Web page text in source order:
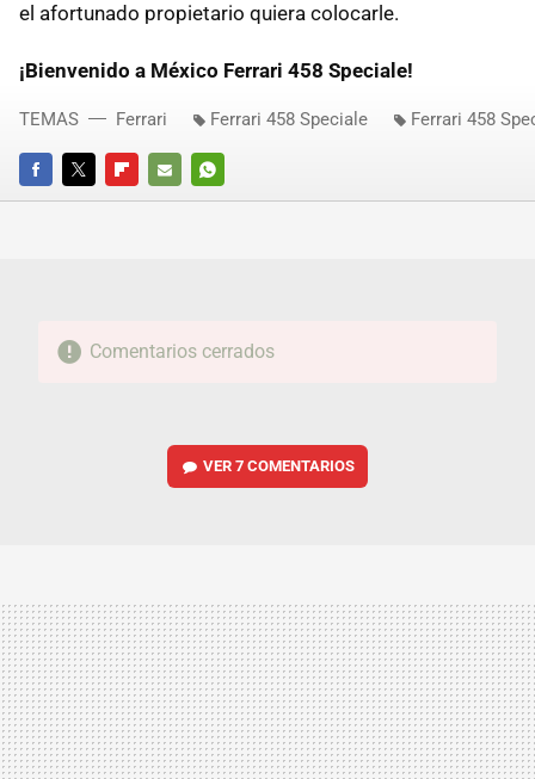
el afortunado propietario quiera colocarle.
¡Bienvenido a México Ferrari 458 Speciale!
FACEBOOKTWITTERFLIPBOARD
E-
WHATSAPP
TEMAS Ferrari Ferrari 458 Speciale Ferrari 458
Comentarios cerrados
VER7 COMENTARIOS